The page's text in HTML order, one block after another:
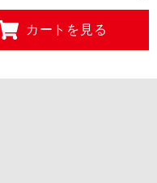
カートを見る